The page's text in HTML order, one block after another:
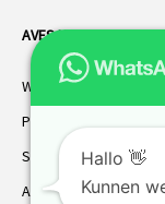
AVES HORREN. Alle
Webdesign Vanoo
Privacybeleid
Sitemap
AVES garantie
Hallo 👋
Kunnen